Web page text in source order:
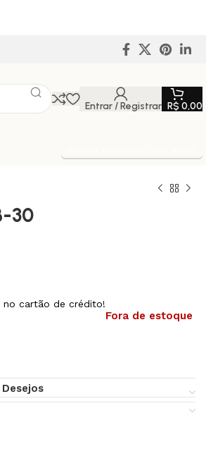
Entrar / Registrar R$ 0,00
30
no cartão de crédito!
Fora de estoque